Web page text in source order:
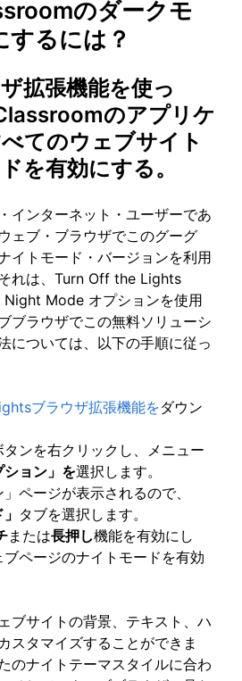
のダークモ
するには？
拡張機能を使っ
のアプリケ
てのウェブサイト
を有効にする。
インターネット・ユーザーであ
ェブ・ブラウザでこのグーグ
イトモード・バージョンを利用
れは、Turn Off the Lights
Mode オプションを使用
ブラウザでこの無料ソリューシ
については、以下の手順に従っ
ブラウザ拡張機能をダウン
ンを右クリックし、メニュー
ション」を選択します。
ページが表示されるので、
タブを選択します。
または長押し機能を有効にし
ページのナイトモードを有効
ブサイトの背景、テキスト、ハ
スタマイズすることができま
のナイトテーマスタイルに合わ